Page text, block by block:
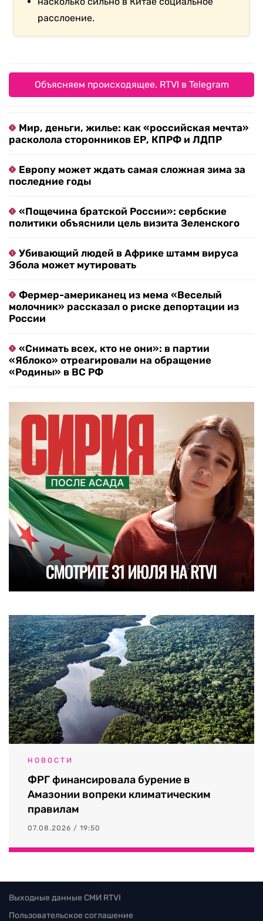
расслоение.
Объясняем происходящее. RTVI в Telegram
Мир, деньги, жилье: как «российская мечта»
расколола сторонников ЕР, КПРФ и ЛДПР
Европу может ждать самая сложная зима за
последние годы
«Пощечина братской России»: сербские
политики объяснили цель визита Зеленского
Убивающий людей в Африке штамм вируса
Эбола может мутировать
Фермер-американец из мема «Веселый
молочник» рассказал о риске депортации из
России
«Снимать всех, кто не они»: в партии
«Яблоко» отреагировали на обращение
«Родины» в ВС РФ
НОВОСТИ
ФРГ финансировала бурение в
Амазонии вопреки климатическим
правилам
07.08.2026 / 19:50
Выходные данные СМИ RTVI
Пользовательское соглашение